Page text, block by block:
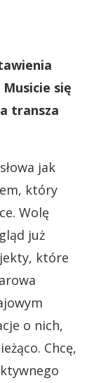
się
transza
jak
który
Wolę
już
które
o nich,
Chcę,